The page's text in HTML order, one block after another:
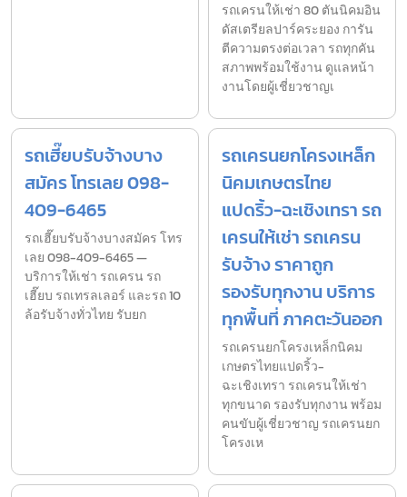
รถเครนให้เช่า 80 ตันนิคมอิน
ดัสเตรียลปาร์คระยอง การัน
ตีความตรงต่อเวลา รถทุกคัน
สภาพพร้อมใช้งาน ดูแลหน้า
งานโดยผู้เชี่ยวชาญเ
รถเฮี๊ยบรับจ้างบาง
สมัคร โทรเลย 098-
409-6465
รถเฮี๊ยบรับจ้างบางสมัคร โทร
เลย 098-409-6465 —
บริการให้เช่า รถเครน รถ
เฮี๊ยบ รถเทรลเลอร์ และรถ 10
ล้อรับจ้างทั่วไทย รับยก
รถเครนยกโครงเหล็ก
นิคมเกษตรไทย
แปดริ้ว-ฉะเชิงเทรา รถ
เครนให้เช่า รถเครน
รับจ้าง ราคาถูก
รองรับทุกงาน บริการ
ทุกพื้นที่ ภาคตะวันออก
รถเครนยกโครงเหล็กนิคม
เกษตรไทยแปดริ้ว-
ฉะเชิงเทรา รถเครนให้เช่า
ทุกขนาด รองรับทุกงาน พร้อม
คนขับผู้เชี่ยวชาญ รถเครนยก
โครงเห